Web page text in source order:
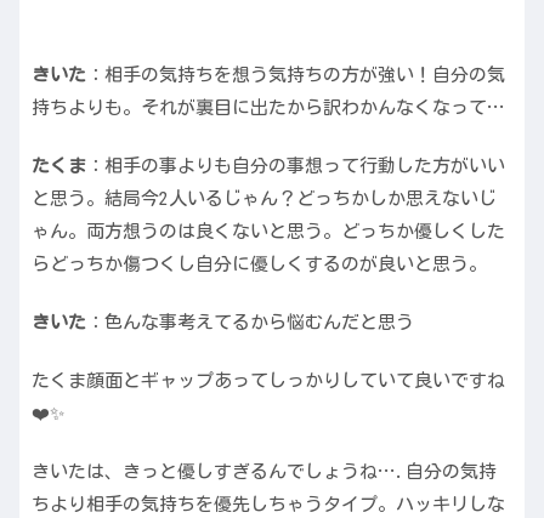
きいた ：相手の気持ちを想う気持ちの方が強い！自分の気
持ちよりも。それが裏目に出たから訳わかんなくなって…
たくま ：相手の事よりも自分の事想って行動した方がいい
と思う。結局今2人いるじゃん？どっちかしか思えないじ
ゃん。両方想うのは良くないと思う。どっちか優しくした
らどっちか傷つくし自分に優しくするのが良いと思う。
きいた ：色んな事考えてるから悩むんだと思う
たくま顔面とギャップあってしっかりしていて良いですね
❤️✨
きいたは、きっと優しすぎるんでしょうね….自分の気持
ちより相手の気持ちを優先しちゃうタイプ。ハッキリしな